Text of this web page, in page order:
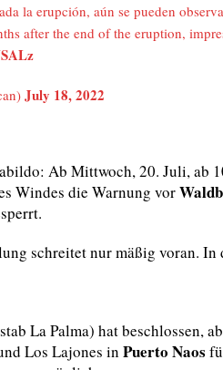
la erupción, aún se pueden
after the end of the eruption,
July 18, 2022
Ab Mittwoch, 20. Juli, ab
Windes die Warnung vor
schreitet nur mäßig voran.
La Palma) hat beschlossen,
Los Lajones in Puerto Naos